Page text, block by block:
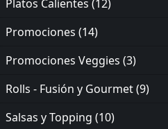
Platos Calientes (12)
Promociones (14)
Promociones Veggies (3)
Rolls - Fusión y Gourmet(9)
Salsas y Topping (10)